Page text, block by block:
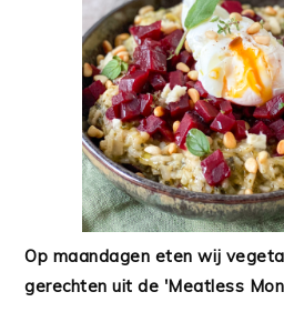
Op maandagen eten wij
gerechten uit de 'Meatless